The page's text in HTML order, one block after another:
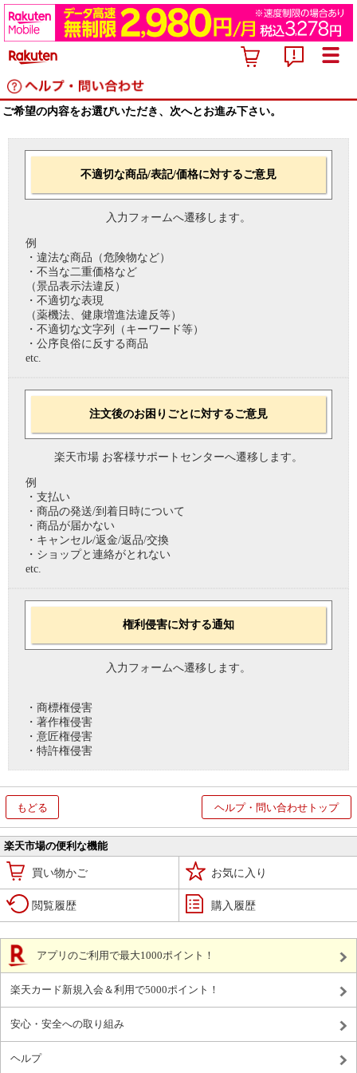
ご希望の内容をお選びいただき、次へとお進み下さい。
不適切な商品/表記/価格に対するご意見
入力フォームへ遷移します。
例
・違法な商品（危険物など）
・不当な二重価格など
（景品表示法違反）
・不適切な表現
（薬機法、健康増進法違反等）
・不適切な文字列（キーワード等）
・公序良俗に反する商品
etc.
注文後のお困りごとに対するご意見
楽天市場 お客様サポートセンターへ遷移します。
例
・支払い
・商品の発送/到着日時について
・商品が届かない
・キャンセル/返金/返品/交換
・ショップと連絡がとれない
etc.
権利侵害に対する通知
入力フォームへ遷移します。
・商標権侵害
・著作権侵害
・意匠権侵害
・特許権侵害
もどる ヘルプ・問い合わせトップ
楽天市場の便利な機能
買い物かご お気に入り
閲覧履歴 購入履歴
アプリのご利用で最大1000ポイント！
楽天カード新規入会＆利用で5000ポイント！
安心・安全への取り組み
ヘルプ